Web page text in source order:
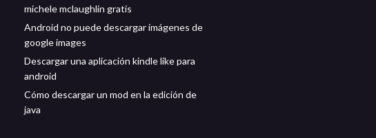
michele mclaughlin gratis
Android no puede descargar imágenes de
google images
Descargar una aplicación kindle like para
android
Cómo descargar un mod en la edición de
java